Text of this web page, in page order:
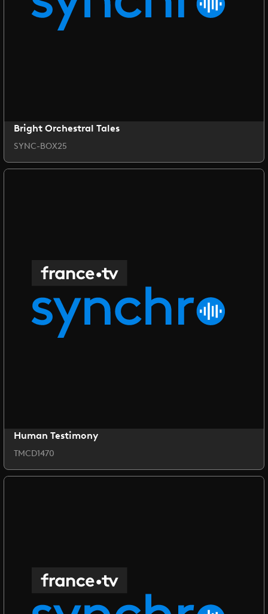
Bright Orchestral Tales
SYNC-BOX25
Human Testimony
TMCD1470